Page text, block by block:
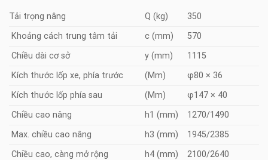
Tải trọng nâng Q (kg)
350
Khoảng cách trung tâm tải
c (mm)
570
Chiều dài cơ sở
y (mm)
1115
Kích thước lốp xe, phía trước
(Mm)
φ80 × 36
Kích thước lốp phía sau
(Mm)
φ147 × 40
Chiều cao nâng
h1 (mm)
1270/1490
Max. chiều cao nâng
h3 (mm)
1945/2385
Chiều cao, càng mở rộng
h4 (mm)
2100/2640